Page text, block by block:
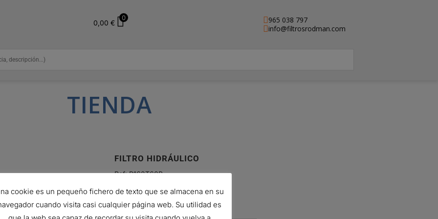
965 038 797
info@filtrosrodman.com
0,00 €
0
TIENDA
FILTRO HIDRÁULICO
Ref: R162T60B
37,70 €
Hay existencias (puede reservarse)
cookie es un pequeño fichero de texto que se almacena en su
cuando visita casi cualquier página web. Su utilidad es